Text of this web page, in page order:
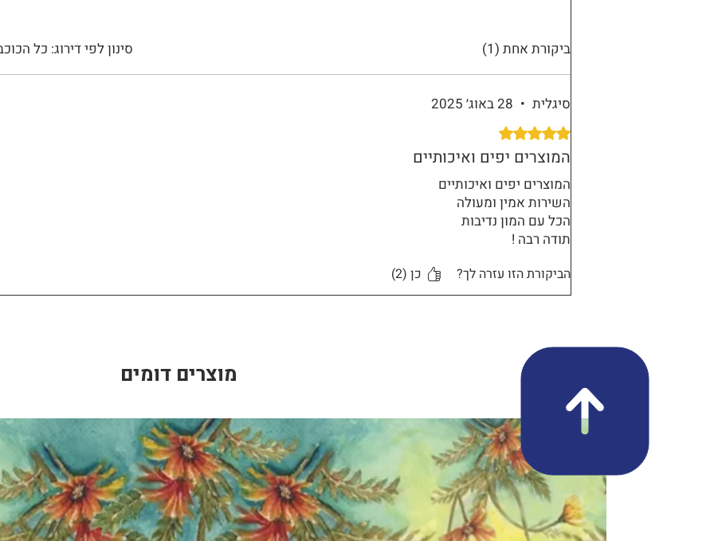
ביקורת אחת (1) סינון לפי דירוג: כל
סיגלית • 28 באוג׳ 2025
דירוג של 5 מתוך 5 כוכבים.
המוצרים יפים ואיכותיים
המוצרים יפים ואיכותיים
השירות אמין ומעולה
הכל עם המון נדיבות
תודה רבה !
הביקורת הזו עזרה לך? כן (2)
מוצרים דומים